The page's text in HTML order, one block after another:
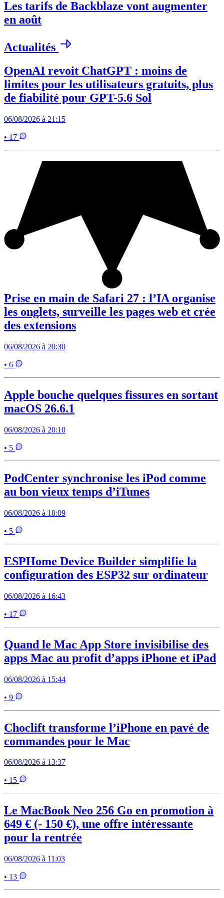
Les tarifs de Backblaze vont augmenter
en août
Actualités
OpenAI revoit ChatGPT : moins de
limites pour les utilisateurs gratuits, plus
de fiabilité pour GPT-5.6 Sol
06/08/2026 à 21:15
• 17
Prise en main de Safari 27 : l’IA organise
les onglets, surveille les pages web et crée
des extensions
06/08/2026 à 20:30
• 6
Apple bouche quelques fissures en sortant
macOS 26.6.1
06/08/2026 à 20:10
• 5
PodCenter synchronise les iPod comme
au bon vieux temps d’iTunes
06/08/2026 à 18:09
• 5
ESPHome Device Builder simplifie la
configuration des ESP32 sur ordinateur
06/08/2026 à 16:43
• 17
Quand le Mac App Store invisibilise des
apps Mac au profit d’apps iPhone et iPad
06/08/2026 à 15:44
• 9
Choclift transforme l’iPhone en pavé de
commandes pour le Mac
06/08/2026 à 13:37
• 15
Le MacBook Neo 256 Go en promotion à
649 € (- 150 €), une offre intéressante
pour la rentrée
06/08/2026 à 11:03
• 13